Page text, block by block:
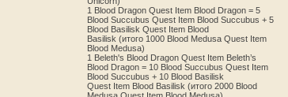
1 Blood Dragon Quest Item Blood Dragon = 5
Blood Succubus Quest Item Blood Succubus + 5
Blood Basilisk Quest Item Blood
Basilisk (итого 1000 Blood Medusa Quest Item
Blood Medusa)
1 Beleth's Blood Dragon Quest Item Beleth’s
Blood Dragon = 10 Blood Succubus Quest Item
Blood Succubus + 10 Blood Basilisk
Quest Item Blood Basilisk (итого 2000 Blood